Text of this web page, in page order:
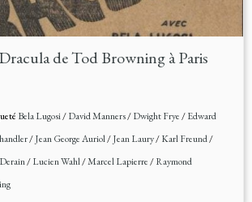
de Tod Browning à Paris
Bela Lugosi/David Manners/Dwight Frye/Edward
/Jean George Auriol/Jean Laury/Karl Freund/
/Lucien Wahl/Marcel Lapierre/Raymond